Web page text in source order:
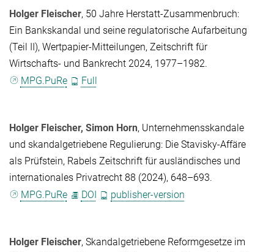
Holger Fleischer, 50 Jahre Herstatt-Zusammenbruch:
Ein Bankskandal und seine regulatorische Aufarbeitung
(Teil II), Wertpapier-Mitteilungen, Zeitschrift für
Wirtschafts- und Bankrecht 2024, 1977–1982.
MPG.PuRe
Full
Holger Fleischer, Simon Horn, Unternehmensskandale
und skandalgetriebene Regulierung: Die Stavisky-Affäre
als Prüfstein, Rabels Zeitschrift für ausländisches und
internationales Privatrecht 88 (2024), 648–693.
MPG.PuRe
DOI publisher-version
Holger Fleischer, Skandalgetriebene Reformgesetze im